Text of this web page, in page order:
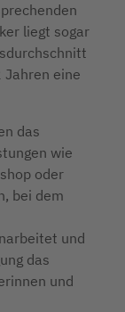
liegt sogar
Jahren eine
das
wie
oder
bei dem
und
das
und